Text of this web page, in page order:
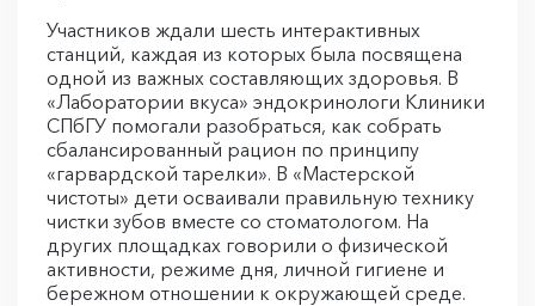
Участников ждали шесть интерактивных
станций, каждая из которых была посвящена
одной из важных составляющих здоровья. В
«Лаборатории вкуса» эндокринологи Клиники
СПбГУ помогали разобраться, как собрать
сбалансированный рацион по принципу
«гарвардской тарелки». В «Мастерской
чистоты» дети осваивали правильную технику
чистки зубов вместе со стоматологом. На
других площадках говорили о физической
активности, режиме дня, личной гигиене и
бережном отношении к окружающей среде.